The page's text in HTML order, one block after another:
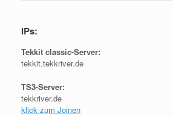
IPs:
Tekkit classic-Server:
tekkit.tekkriver.de
TS3-Server:
tekkriver.de
klick zum Joinen